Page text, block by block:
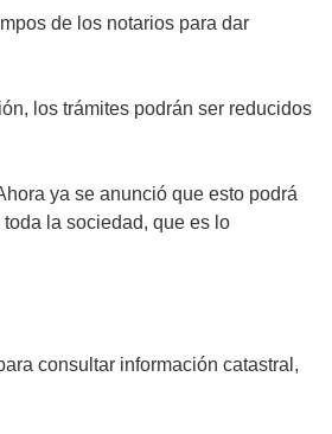
de los notarios para dar
los trámites podrán ser reducidos
ya se anunció que esto podrá
la sociedad, que es lo
consultar información catastral,